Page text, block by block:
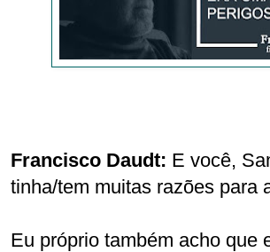
Francisco Daudt: E você,
tinha/tem muitas razões para
Eu próprio também acho que